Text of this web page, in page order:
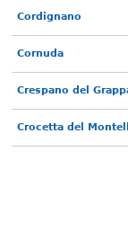
Cordignano
Cornuda
Crespano del
Crocetta del